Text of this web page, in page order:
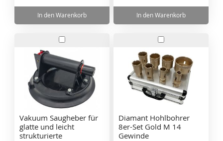
In den Warenkorb In den Warenkorb
In
Warenkorb
Vakuum Saugheber für
glatte und leicht
strukturierte
In
Warenkorb
Diamant Hohlbohrer
8er-Set Gold M 14
Gewinde